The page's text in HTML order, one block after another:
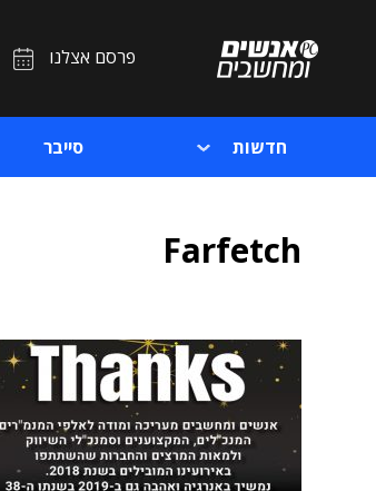
פרסם אצלנו
חדשות סייבר
Farfetch